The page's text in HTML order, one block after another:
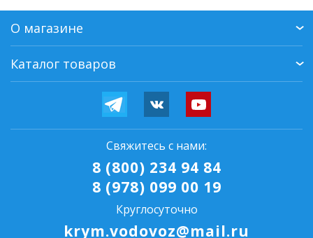
О магазине
Каталог товаров
Свяжитесь с нами:
8 (800) 234 94 84
8 (978) 099 00 19
Круглосуточно
krym.vodovoz@mail.ru